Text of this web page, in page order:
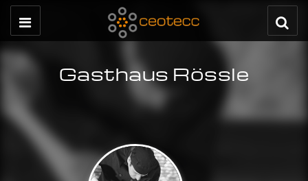
Gasthaus Rössle